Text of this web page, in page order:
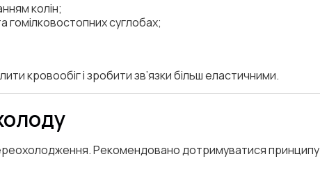
колін;
гомілковостопних суглобах;
кровообіг і зробити зв’язки більш еластичними.
Рекомендовано дотримуватися принципу